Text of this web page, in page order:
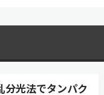
分光法でタンパク